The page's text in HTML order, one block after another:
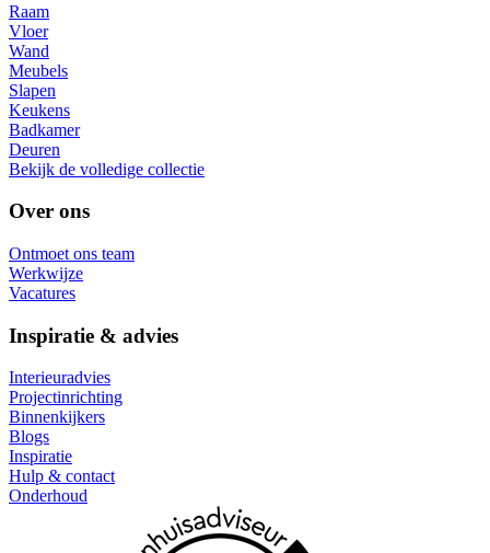
Raam
Vloer
Wand
Meubels
Slapen
Keukens
Badkamer
Deuren
Bekijk de volledige collectie
Over ons
Ontmoet ons team
Werkwijze
Vacatures
Inspiratie & advies
Interieuradvies
Projectinrichting
Binnenkijkers
Blogs
Inspiratie
Hulp & contact
Onderhoud